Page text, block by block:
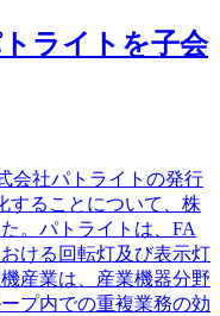
ライトを子会
会社パトライトの発行
することについて、株
。パトライトは、FA
ける回転灯及び表示灯
産業は、産業機器分野
プ内での重複業務の効